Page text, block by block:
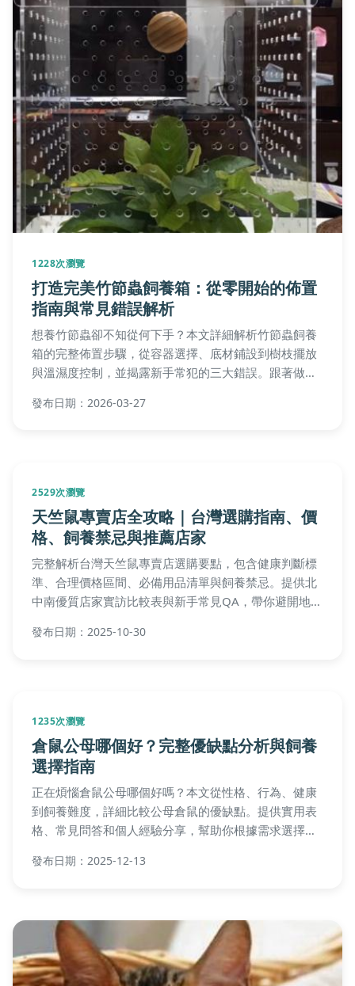
1228次瀏覽
打造完美竹節蟲飼養箱：從零開始的佈置
指南與常見錯誤解析
想養竹節蟲卻不知從何下手？本文詳細解析竹節蟲飼養
箱的完整佈置步驟，從容器選擇、底材鋪設到樹枝擺放
與溫濕度控制，並揭露新手常犯的三大錯誤。跟著做，
發布日期：2026-03-27
2529次瀏覽
天竺鼠專賣店全攻略｜台灣選購指南、價
格、飼養禁忌與推薦店家
完整解析台灣天竺鼠專賣店選購要點，包含健康判斷標
準、合理價格區間、必備用品清單與飼養禁忌。提供北
中南優質店家實訪比較表與新手常見QA，帶你避開地雷
發布日期：2025-10-30
1235次瀏覽
倉鼠公母哪個好？完整優缺點分析與飼養
選擇指南
正在煩惱倉鼠公母哪個好嗎？本文從性格、行為、健康
到飼養難度，詳細比較公母倉鼠的優缺點。提供實用表
格、常見問答和個人經驗分享，幫助你根據需求選擇最
值的建議。
發布日期：2025-12-13